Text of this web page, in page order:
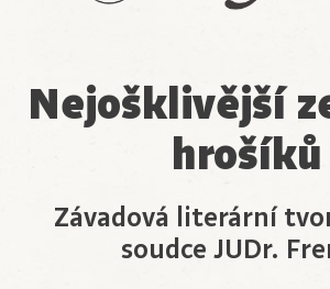
Nejošklivější
hrošíků
Závadová literární
soudce JUDr.